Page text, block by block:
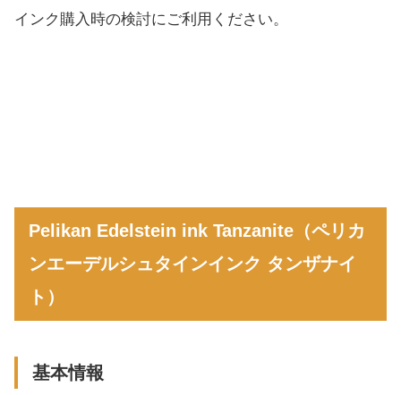
インク購入時の検討にご利用ください。
Pelikan Edelstein ink Tanzanite（ペリカ
ンエーデルシュタインインク タンザナイ
ト）
基本情報